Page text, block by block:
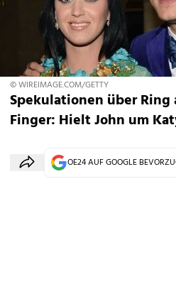
© WIREIMAGE.COM/GETTY
Spekulationen über Ring
Finger: Hielt John um
OE24 AUF GOOGLE